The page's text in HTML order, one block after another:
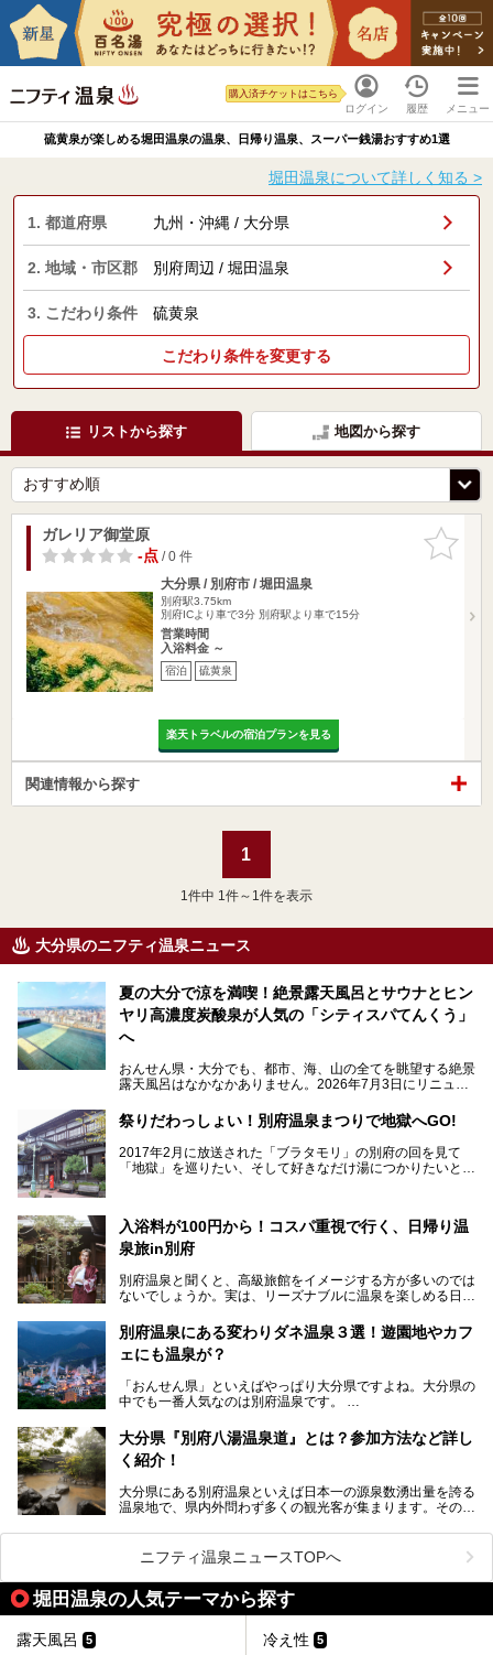
ログイン
購入済チケットはこちら
履歴 メニュー
硫黄泉が楽しめる堀田温泉の温泉、日帰り温泉、スーパー銭湯おすすめ1選
堀田温泉について詳しく知る >
1. 都道府県 九州・沖縄 / 大分県
2. 地域・市区郡 別府周辺 / 堀田温泉
3. こだわり条件 硫黄泉
こだわり条件を変更する
リストから探す 地図から探す
お気に入
りに追加
ガレリア御堂原
-点/ 0 件
大分県 / 別府市 / 堀田温泉
別府駅3.75km
別府ICより車で3分 別府駅より車で15分
営業時間
入浴料金 ～
宿泊 硫黄泉
楽天トラベルの宿泊プランを見る
関連情報から探す
1
1 件中 1件～1件を表示
大分県のニフティ温泉ニュース
夏の大分で涼を満喫！絶景露天風呂とサウナとヒン
ヤリ高濃度炭酸泉が人気の「シティスパてんくう」
へ
おんせん県・大分でも、都市、海、山の全てを眺望する絶景
露天風呂はなかなかありません。2026年7月3日にリニュー
てんくう(CITY SPA てんくう)」は、なんとJR大分駅直結と
いう利便性の高さ！
地上80mという圧倒的な開放感が魅力。温泉、ロウリュサウ
ナ、そしてひんやりとした約27度の高濃度炭酸泉で交互浴
併設の「JR九州ホテル ブラッサム大分」に泊まって、この
「シティスパてんくう」をたっぷり満喫してきたのでレポー
ルダウンできるスイーツ情報と併せてお楽しみください！
提供元：大分県【PR】
この記事は大分県のPR記事です。
祭りだわっしょい！別府温泉まつりで地獄へGO!
2017年2月に放送された「ブラタモリ」の別府の回を見て
「地獄」を巡りたい、そして好きなだけ湯につかりたいと切
まつり」が開催されます。その期間は嬉しいことに100以上
の共同浴場がなんと無料開放されるんです！普段から入浴料
が100円と安いのに、いいんですかタダにしちゃって!?
しかも4/2には「東京ディズニーリゾートスペシャルパレー
ド」も行われます。つまり別府に行けば「地獄」も「ミッキ
ーマウス」も拝める稀有なイベントですよ、これは行くしか
ない！
源泉数、湧出量ともに日本一の温泉県とも言われる大分県。
な市営温泉をまとめました。
Let’s go to Hell !
入浴料が100円から！コスパ重視で行く、日帰り温
泉旅in別府
別府温泉と聞くと、高級旅館をイメージする方が多いのでは
ないでしょうか。実は、リーズナブルに温泉を楽しめる日帰
で楽しめる「大分県の別府温泉」に注目してみました。
ニフティ温泉がオススメする温泉施設を紹介しちゃいます！
別府温泉にある変わりダネ温泉３選！遊園地やカフ
ェにも温泉が？
「おんせん県」といえばやっぱり大分県ですよね。大分県の
中でも一番人気なのは別府温泉です。
中いても飽きません。
普通に温泉に浸かる以外にも、別府地獄巡りや砂湯などは有
名ですよね。
別府温泉は共同湯も多く、家庭やマンションにも温泉を引い
ている所もあります。
あるんです。
これを読んで別府温泉巡りの参考になればと思います。
大分県『別府八湯温泉道』とは？参加方法など詳し
く紹介！
大分県にある別府温泉といえば日本一の源泉数湧出量を誇る
温泉地で、県内外問わず多くの観光客が集まります。その別
八湯温泉道とは別府八湯を巡る体験型イベントで、施設を回
って88ヶ所のスタンプを集めて温泉名人の認定を目指すと
いうものです。
別府には朝早くから夜遅くまでやっている地元に根付いた銭
湯や、日帰りのみの大きな施設など様々な形態の温泉があり
ます。泉質も数多くなるので、好きな温泉から巡って温泉名
人を目指してみてはいかがでしょうか？
ニフティ温泉ニュースTOPへ
堀田温泉の人気テーマから探す
露天風呂 5 冷え性 5